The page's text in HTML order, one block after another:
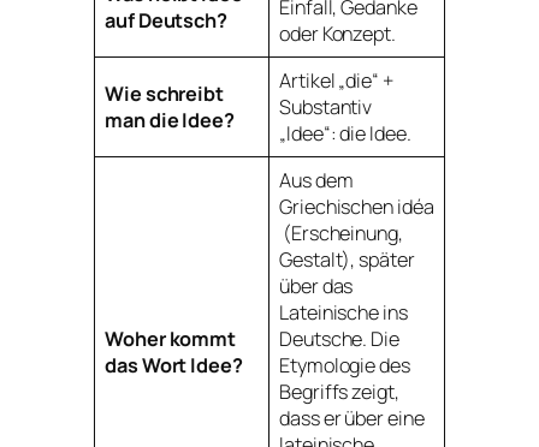
auf Deutsch?
Einfall, Gedanke
oder Konzept.
Wie schreibt
man die Idee?
Artikel „die“ +
Substantiv
„Idee“:die Idee.
Woher kommt
das Wort Idee?
Aus dem
Griechischenidéa
(Erscheinung,
Gestalt), später
über das
Lateinische ins
Deutsche. Die
Etymologie des
Begriffs zeigt,
dass er über eine